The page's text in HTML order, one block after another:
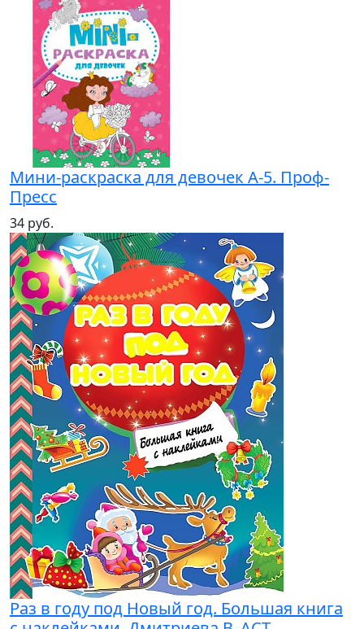
Мини-раскраска для девочек А-5. Проф-
Пресс
34 руб.
Раз в году под Новый год. Большая книга